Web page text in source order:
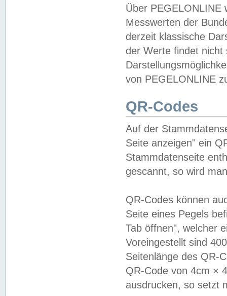
Über PEGELONLINE
Messwerten der
derzeit klassische
der Werte findet
von PEGELONLINE
QR-Codes
Auf der
Seite anzeigen" ein
Stammdatenseite
gescannt, so wird
QR-Codes können
Seite eines Pegels
Tab öffnen", welcher
Voreingestellt sind
Seitenlänge des QR-
QR-Code von 4cm ×
ausdrucken, so setzt